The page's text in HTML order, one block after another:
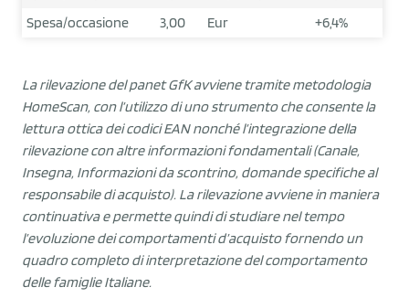
Spesa/occasione
3,00 Eur +6,4%
La rilevazione del panet GfK avviene tramite metodologia
HomeScan, con l’utilizzo di uno strumento che consente la
lettura ottica dei codici EAN nonché l’integrazione della
rilevazione con altre informazioni fondamentali (Canale,
Insegna, Informazioni da scontrino, domande specifiche al
responsabile di acquisto). La rilevazione avviene in maniera
continuativa e permette quindi di studiare nel tempo
l’evoluzione dei comportamenti d’acquisto fornendo un
quadro completo di interpretazione del comportamento
delle famiglie Italiane.